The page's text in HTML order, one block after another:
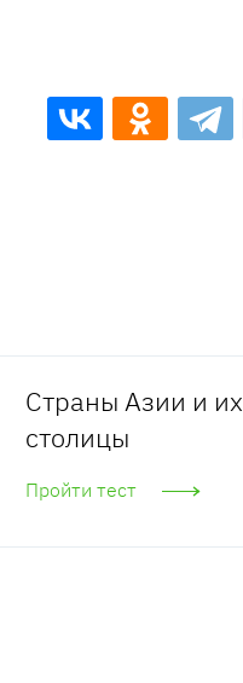
Страны Азии и их
столицы
Пройти тест